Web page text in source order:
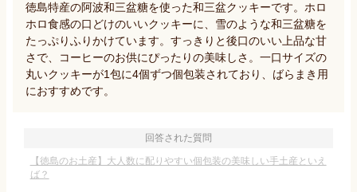
徳島特産の阿波和三盆糖を使った和三盆クッキーです。ホロ
ホロ食感の口どけのいいクッキーに、雪のような和三盆糖を
たっぷりふりかけています。すっきりと後口のいい上品な甘
さで、コーヒーのお供にぴったりの美味しさ。一口サイズの
丸いクッキーが1包に4個ずつ個包装されており、ばらまき用
におすすめです。
回答された質問
【徳島のお土産】大人数に配りやすい個包装の美味しい手土産といえ
ば？